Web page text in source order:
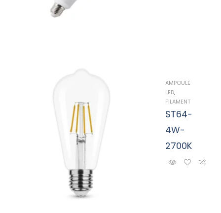
AMPOULE
LED,
FILAMENT
ST64-
4W-
2700K